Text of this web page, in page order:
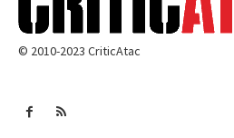
© 2010-2023 CriticAtac